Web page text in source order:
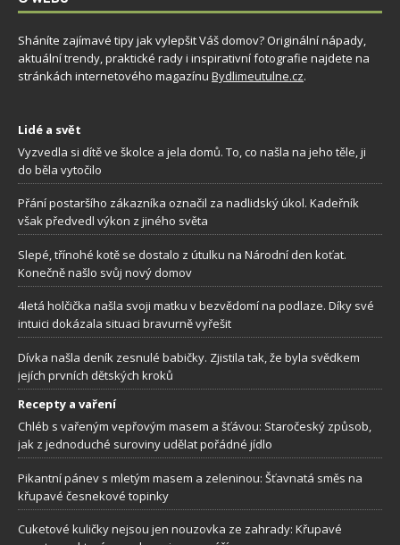
Sháníte zajímavé tipy jak vylepšit Váš domov? Originální nápady,
aktuální trendy, praktické rady i inspirativní fotografie najdete na
stránkách internetového magazínu Bydlimeutulne.cz.
Lidé a svět
Vyzvedla si dítě ve školce a jela domů. To, co našla na jeho těle, ji
do běla vytočilo
Přání postaršího zákazníka označil za nadlidský úkol. Kadeřník
však předvedl výkon z jiného světa
Slepé, třínohé kotě se dostalo z útulku na Národní den koťat.
Konečně našlo svůj nový domov
4letá holčička našla svoji matku v bezvědomí na podlaze. Díky své
intuici dokázala situaci bravurně vyřešit
Dívka našla deník zesnulé babičky. Zjistila tak, že byla svědkem
jejích prvních dětských kroků
Recepty a vaření
Chléb s vařeným vepřovým masem a šťávou: Staročeský způsob,
jak z jednoduché suroviny udělat pořádné jídlo
Pikantní pánev s mletým masem a zeleninou: Šťavnatá směs na
křupavé česnekové topinky
Cuketové kuličky nejsou jen nouzovka ze zahrady: Křupavé